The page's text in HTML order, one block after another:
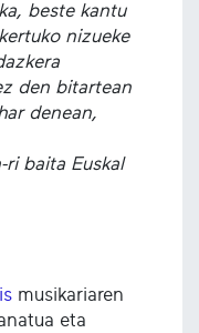
beste kantu
nizueke
den bitartean
denean,
ri baita Euskal
musikariaren
eta